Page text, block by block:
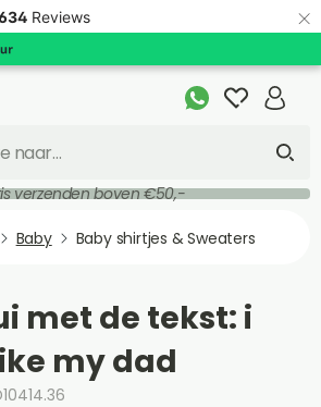
Reviews ×
verzenden boven €50,-
Baby Baby shirtjes & Sweaters
met de tekst: i
my dad